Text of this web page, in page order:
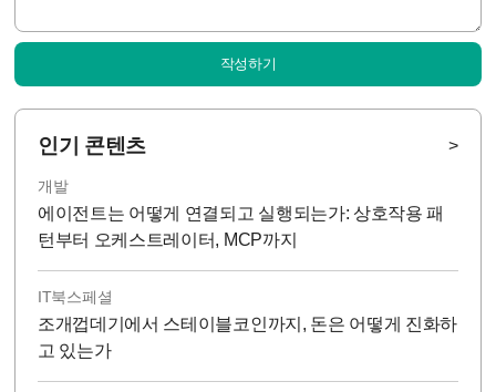
작성하기
인기 콘텐츠 >
개발
에이전트는 어떻게 연결되고 실행되는가: 상호작용 패
턴부터 오케스트레이터, MCP까지
IT북스페셜
조개껍데기에서 스테이블코인까지, 돈은 어떻게 진화하
고 있는가